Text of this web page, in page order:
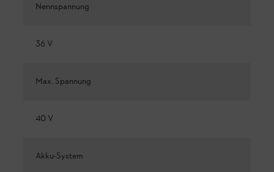
Nennspannung
36 V
Max. Spannung
40 V
Akku-System